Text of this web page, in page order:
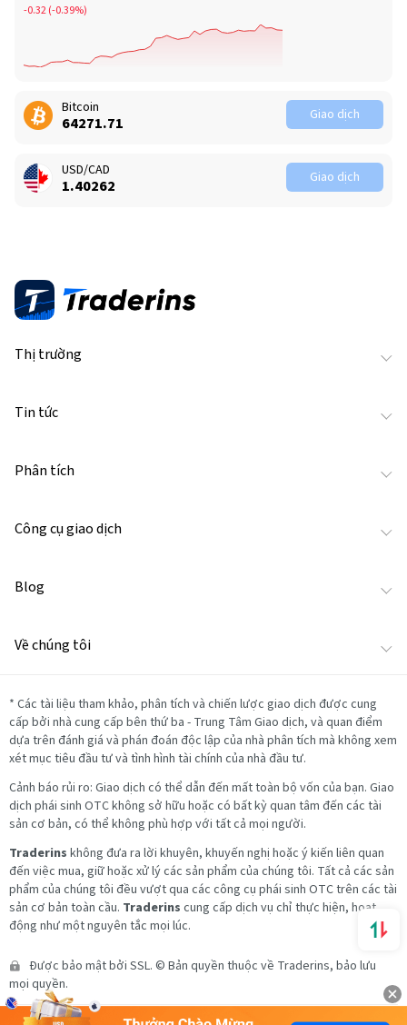
-0.33(-0.40%)
Bitcoin
64271.69 Giao dịch
USD/CAD
1.40256 Giao dịch
Thị trường
Tin tức
Phân tích
Công cụ giao dịch
Blog
Về chúng tôi
* Các tài liệu tham khảo, phân tích và chiến lược giao dịch được cung
cấp bởi nhà cung cấp bên thứ ba - Trung Tâm Giao dịch, và quan điểm
dựa trên đánh giá và phán đoán độc lập của nhà phân tích mà không xem
xét mục tiêu đầu tư và tình hình tài chính của nhà đầu tư.
Cảnh báo rủi ro: Giao dịch có thể dẫn đến mất toàn bộ vốn của bạn. Giao
dịch phái sinh OTC không sở hữu hoặc có bất kỳ quan tâm đến các tài
sản cơ bản, có thể không phù hợp với tất cả mọi người.
Traderins không đưa ra lời khuyên, khuyến nghị hoặc ý kiến liên quan
đến việc mua, giữ hoặc xử lý các sản phẩm của chúng tôi. Tất cả các sản
phẩm của chúng tôi đều vượt qua các công cụ phái sinh OTC trên các tài
sản cơ bản toàn cầu. Traderins cung cấp dịch vụ chỉ thực hiện, hoạt
động như một nguyên tắc mọi lúc.
Được bảo mật bởi SSL. © Bản quyền thuộc về Traderins, bảo lưu
mọi quyền.